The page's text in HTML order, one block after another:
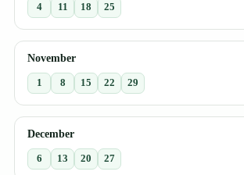
4 11 18 25
November
1 8 15 22 29
December
6 13 20 27